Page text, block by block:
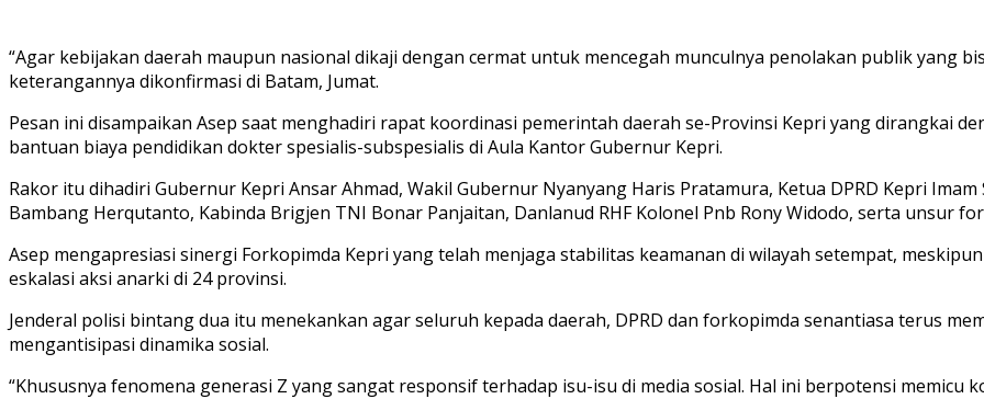
“Agar kebijakan daerah maupun nasional dikaji dengan cermat untuk mencegah munculnya penolakan publik yang
keterangannya dikonfirmasi di Batam, Jumat.
Pesan ini disampaikan Asep saat menghadiri rapat koordinasi pemerintah daerah se-Provinsi Kepri yang dirangkai
bantuan biaya pendidikan dokter spesialis-subspesialis di Aula Kantor Gubernur Kepri.
Rakor itu dihadiri Gubernur Kepri Ansar Ahmad, Wakil Gubernur Nyanyang Haris Pratamura, Ketua DPRD Kepri
Bambang Herqutanto, Kabinda Brigjen TNI Bonar Panjaitan, Danlanud RHF Kolonel Pnb Rony Widodo, serta unsur
Asep mengapresiasi sinergi Forkopimda Kepri yang telah menjaga stabilitas keamanan di wilayah setempat,
eskalasi aksi anarki di 24 provinsi.
Jenderal polisi bintang dua itu menekankan agar seluruh kepada daerah, DPRD dan forkopimda senantiasa terus
mengantisipasi dinamika sosial.
“Khususnya fenomena generasi Z yang sangat responsif terhadap isu-isu di media sosial. Hal ini berpotensi memicu